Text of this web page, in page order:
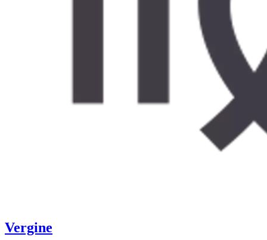
Vergine